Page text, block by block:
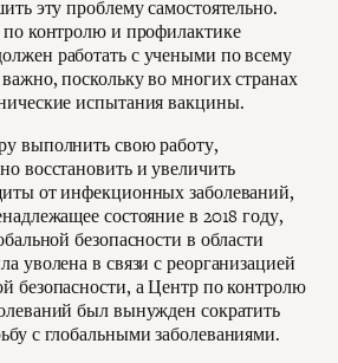
эту проблему самостоятельно.
контролю и профилактике
работать с учеными по всему
поскольку во многих странах
испытания вакцины.
выполнить свою работу,
восстановить и увеличить
от инфекционных заболеваний,
состояние в 2018 году,
безопасности в области
уволена в связи с реорганизацией
безопасности, а Центр по контролю
был вынужден сократить
с глобальными заболеваниями.